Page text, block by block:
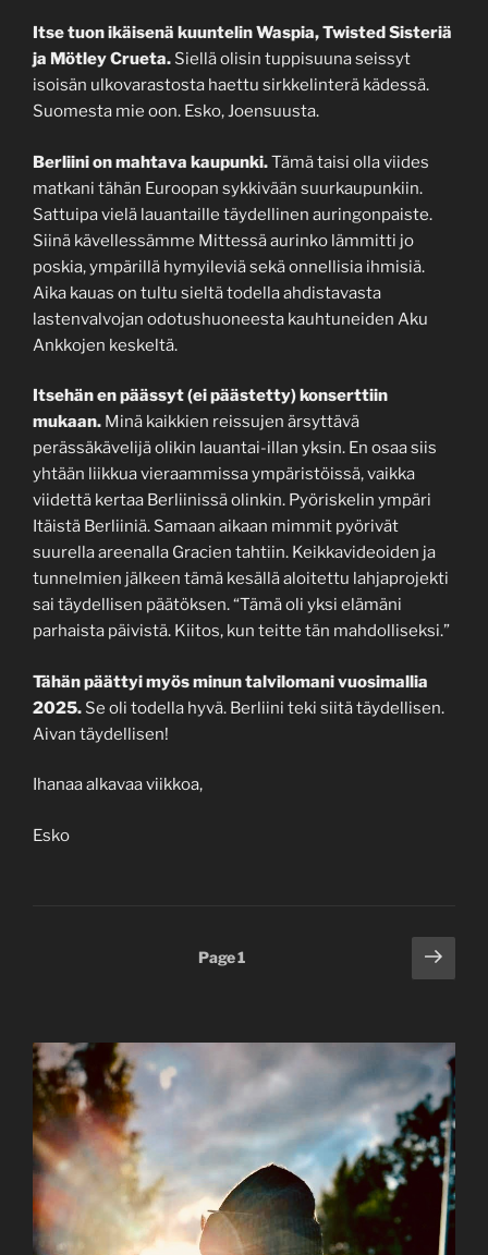
Itse tuon ikäisenä kuuntelin Waspia, Twisted Sisteriä
ja Mötley Crueta. Siellä olisin tuppisuuna seissyt
isoisän ulkovarastosta haettu sirkkelinterä kädessä.
Suomesta mie oon. Esko, Joensuusta.
Berliini on mahtava kaupunki.Tämä taisi olla viides
matkani tähän Euroopan sykkivään suurkaupunkiin.
Sattuipa vielä lauantaille täydellinen auringonpaiste.
Siinä kävellessämme Mittessä aurinko lämmitti jo
poskia, ympärillä hymyileviä sekä onnellisia ihmisiä.
Aika kauas on tultu sieltä todella ahdistavasta
lastenvalvojan odotushuoneesta kauhtuneiden Aku
Ankkojen keskeltä.
Itsehän en päässyt (ei päästetty) konserttiin
mukaan. Minä kaikkien reissujen ärsyttävä
perässäkävelijä olikin lauantai-illan yksin. En osaa siis
yhtään liikkua vieraammissa ympäristöissä, vaikka
viidettä kertaa Berliinissä olinkin. Pyöriskelin ympäri
Itäistä Berliiniä. Samaan aikaan mimmit pyörivät
suurella areenalla Gracien tahtiin. Keikkavideoiden ja
tunnelmien jälkeen tämä kesällä aloitettu lahjaprojekti
sai täydellisen päätöksen. “Tämä oli yksi elämäni
parhaista päivistä. Kiitos, kun teitte tän mahdolliseksi.”
Tähän päättyi myös minun talvilomani vuosimallia
2025. Se oli todella hyvä. Berliini teki siitä täydellisen.
Aivan täydellisen!
Ihanaa alkavaa viikkoa,
Esko
Page1
Next
page